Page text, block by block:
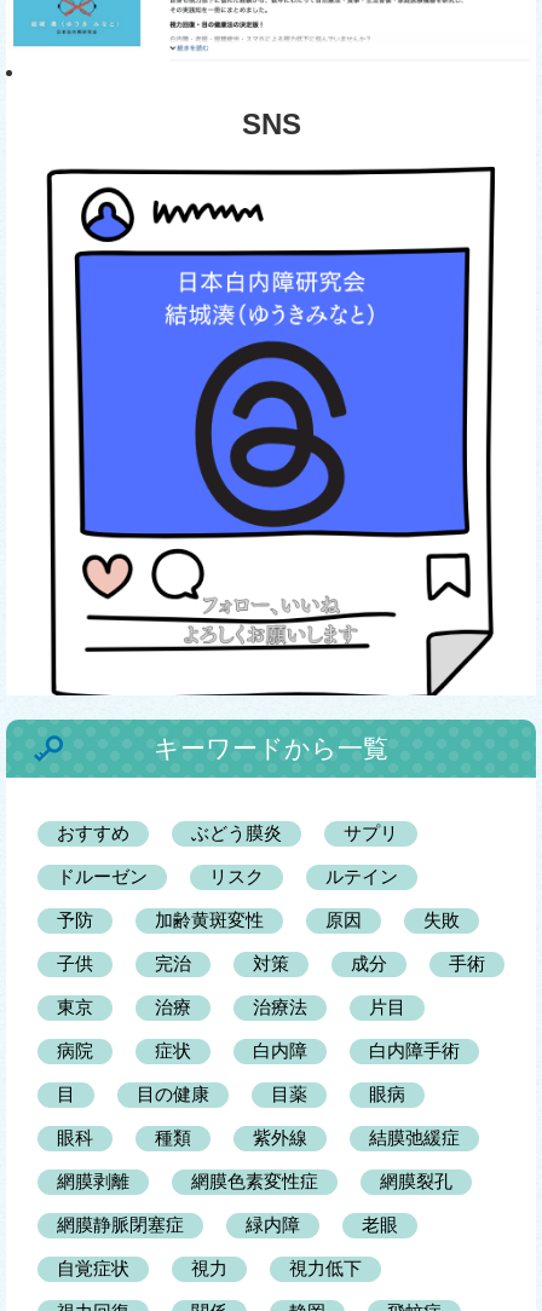
SNS
キーワードから一覧
おすすめ ぶどう膜炎 サプリ
ドルーゼン リスク ルテイン
予防 加齢黄斑変性 原因 失敗
子供 完治 対策 成分 手術
東京 治療 治療法 片目
病院 症状 白内障 白内障手術
目 目の健康 目薬 眼病
眼科 種類 紫外線 結膜弛緩症
網膜剥離 網膜色素変性症 網膜裂孔
網膜静脈閉塞症 緑内障 老眼
自覚症状 視力 視力低下